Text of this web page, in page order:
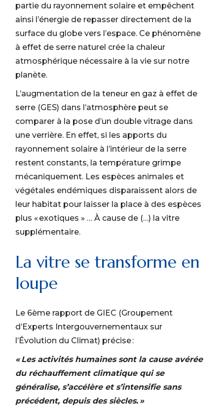
partie du rayonnement solaire et empêchent
ainsi l’énergie de repasser directement de la
surface du globe vers l’espace. Ce phénomène
à effet de serre naturel crée la chaleur
atmosphérique nécessaire à la vie sur notre
planète.
L’augmentation de la teneur en gaz à effet de
serre (GES) dans l’atmosphère peut se
comparer à la pose d’un double vitrage dans
une verrière. En effet, si les apports du
rayonnement solaire à l’intérieur de la serre
restent constants, la température grimpe
mécaniquement. Les espèces animales et
végétales endémiques disparaissent alors de
leur habitat pour laisser la place à des espèces
plus « exotiques » … À cause de (…) la vitre
supplémentaire.
La vitre se transforme en
loupe
Le 6ème rapport de GIEC (Groupement
d’Experts Intergouvernementaux sur
l’Évolution du Climat) précise :
« Les activités humaines sont la cause avérée
du réchauffement climatique qui se
généralise, s’accélère et s’intensifie sans
précédent, depuis des siècles. »